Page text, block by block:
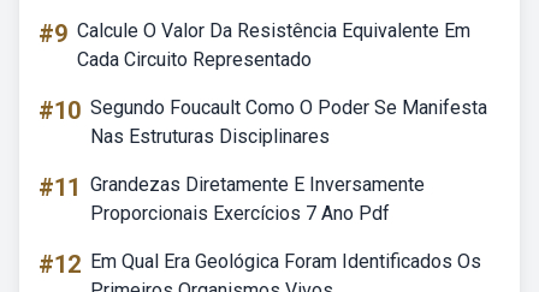
#9 Calcule O Valor Da Resistência Equivalente Em
Cada Circuito Representado
#10 Segundo Foucault Como O Poder Se Manifesta
Nas Estruturas Disciplinares
#11 Grandezas Diretamente E Inversamente
Proporcionais Exercícios 7 Ano Pdf
#12 Em Qual Era Geológica Foram Identificados Os